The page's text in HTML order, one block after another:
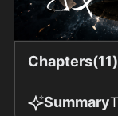
Chapters(11)
Summary